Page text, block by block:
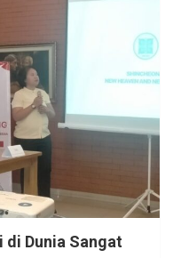
di Dunia Sangat